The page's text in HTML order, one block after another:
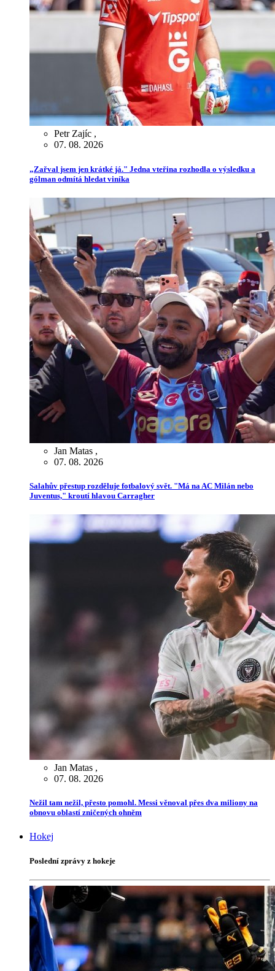
Petr Zajíc ,
07. 08. 2026
„Zařval jsem jen krátké já." Jedna vteřina rozhodla o výsledku a
gólman odmítá hledat viníka
Jan Matas ,
07. 08. 2026
Salahův přestup rozděluje fotbalový svět. "Má na AC Milán nebo
Juventus," kroutí hlavou Carragher
Jan Matas ,
07. 08. 2026
Nežil tam nežil, přesto pomohl. Messi věnoval přes dva miliony na
obnovu oblastí zničených ohněm
Hokej
Poslední zprávy z hokeje